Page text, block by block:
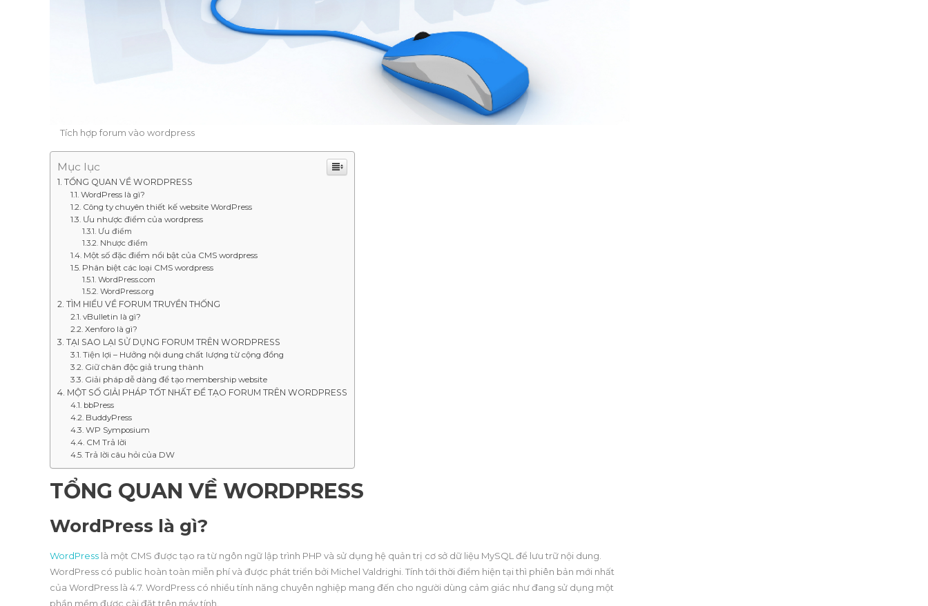
Tích hợp forum vào wordpress
Mục lục
TỔNG QUAN VỀ WORDPRESS
WordPress là gì?
Công ty chuyên thiết kế website WordPress
Ưu nhược điểm của wordpress
Ưu điểm
Nhược điểm
Một số đặc điểm nổi bật của CMS wordpress
Phân biệt các loại CMS wordpress
WordPress.com
WordPress.org
TÌM HIỂU VỀ FORUM TRUYỀN THỐNG
vBulletin là gì?
Xenforo là gì?
TẠI SAO LẠI SỬ DỤNG FORUM TRÊN WORDPRESS
Tiện lợi – Hưởng nội dung chất lượng từ cộng đồng
Giữ chân độc giả trung thành
Giải pháp dễ dàng để tạo membership website
MỘT SỐ GIẢI PHÁP TỐT NHẤT ĐỂ TẠO FORUM TRÊN WORDPRESS
bbPress
BuddyPress
WP Symposium
CM Trả lời
Trả lời câu hỏi của DW
TỔNG QUAN VỀ WORDPRESS
WordPress là gì?
WordPress là một CMS được tạo ra từ ngôn ngữ lập trình PHP và sử dụng hệ quản trị cơ sở dữ liệu MySQL để lưu trữ nội dung.
WordPress có public hoàn toàn miễn phí và được phát triển bởi Michel Valdrighi. Tính tới thời điểm hiện tại thì phiên bản mới nhất
của WordPress là 4.7. WordPress có nhiều tính năng chuyên nghiệp mang đến cho người dùng cảm giác như đang sử dụng một
phần mềm được cài đặt trên máy tính.